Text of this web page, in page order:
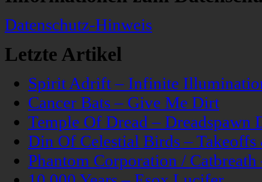
Datenschutz-Hinweis
Letzte Artikel
Spirit Adrift – Infinite
Cancer Bats – Give Me Dirt
Temple Of Dread – Dreadspawn
Din Of Celestial Birds –
Phantom Corporation /